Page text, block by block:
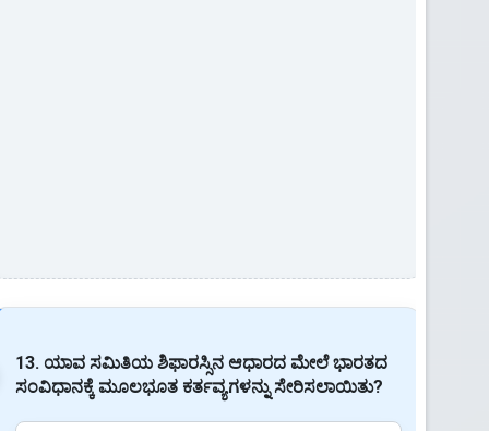
13. ಯಾವ ಸಮಿತಿಯ ಶಿಫಾರಸ್ಸಿನ ಆಧಾರದ ಮೇಲೆ ಭಾರತದ
ಸಂವಿಧಾನಕ್ಕೆ ಮೂಲಭೂತ ಕರ್ತವ್ಯಗಳನ್ನು ಸೇರಿಸಲಾಯಿತು?